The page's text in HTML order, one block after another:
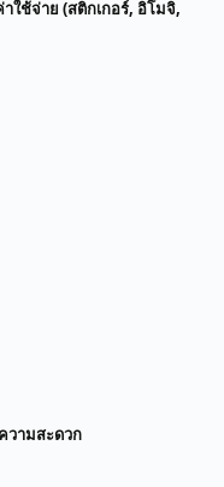
ใช้จ่าย (สติกเกอร์, อิโมจิ,
วามสะดวก